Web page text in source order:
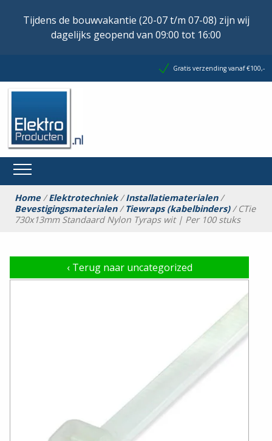
Tijdens de bouwvakantie (20-07 t/m 07-08) zijn wij
dagelijks geopend van 09:00 tot 16:00
Gratis verzending vanaf €100,-
Home/Elektrotechniek/Installatiematerialen/
Bevestigingsmaterialen/Tiewraps (kabelbinders)/ CTie
730x13mm Standaard Nylon Tyraps wit | Per 100 stuks
‹Terug naar uncategorized